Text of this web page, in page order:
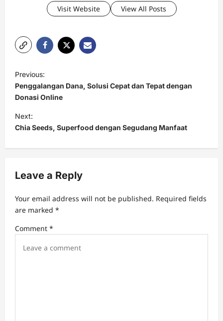
Visit Website View All Posts
o
s
t
n
a
i
a
i
Previous:
Penggalangan Dana, Solusi Cepat dan Tepat dengan
Donasi Online
Next:
Chia Seeds, Superfood dengan Segudang Manfaat
Leave a Reply
Your email address will not be published. Required fields
are marked *
Comment *